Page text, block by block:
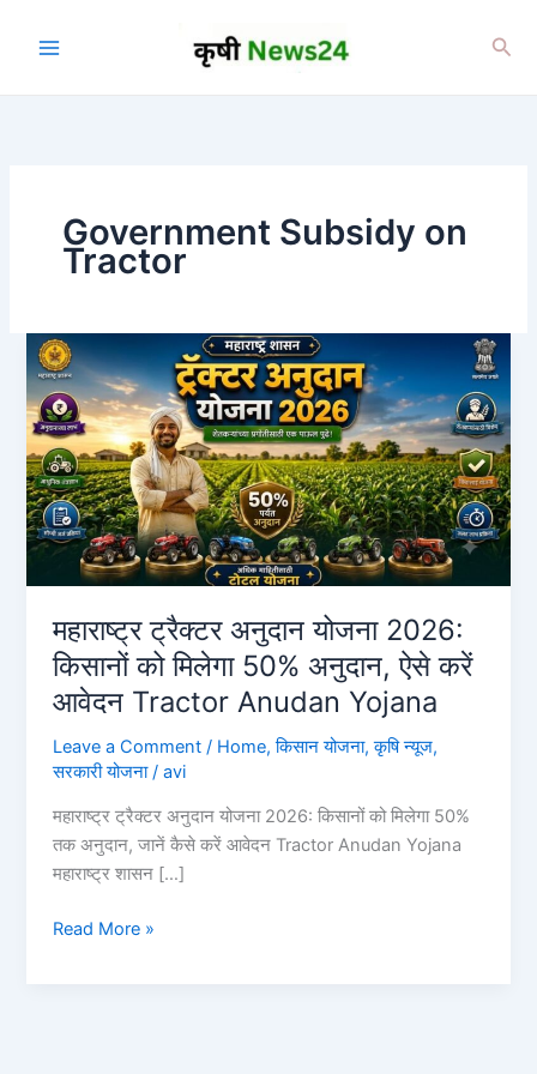
Government Subsidy on
Tractor
महाराष्ट्र ट्रैक्टर अनुदान योजना 2026:
किसानों को मिलेगा 50% अनुदान, ऐसे करें
आवेदन Tractor Anudan Yojana
Leave a Comment / Home,किसान योजना,कृषि न्यूज,
सरकारी योजना/avi
महाराष्ट्र ट्रैक्टर अनुदान योजना 2026: किसानों को मिलेगा 50%
तक अनुदान, जानें कैसे करें आवेदन Tractor Anudan Yojana
महाराष्ट्र शासन […]
महाराष्ट्र
Read More »